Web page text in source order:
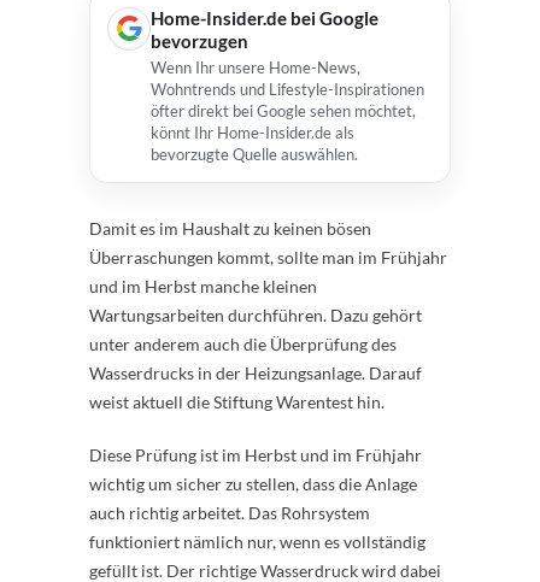
Home-Insider.de bei Google
bevorzugen
Wenn Ihr unsere Home-News,
Wohntrends und Lifestyle-Inspirationen
öfter direkt bei Google sehen möchtet,
könnt Ihr Home-Insider.de als
bevorzugte Quelle auswählen.
Damit es im Haushalt zu keinen bösen
Überraschungen kommt, sollte man im Frühjahr
und im Herbst manche kleinen
Wartungsarbeiten durchführen. Dazu gehört
unter anderem auch die Überprüfung des
Wasserdrucks in der Heizungsanlage. Darauf
weist aktuell die Stiftung Warentest hin.
Diese Prüfung ist im Herbst und im Frühjahr
wichtig um sicher zu stellen, dass die Anlage
auch richtig arbeitet. Das Rohrsystem
funktioniert nämlich nur, wenn es vollständig
gefüllt ist. Der richtige Wasserdruck wird dabei